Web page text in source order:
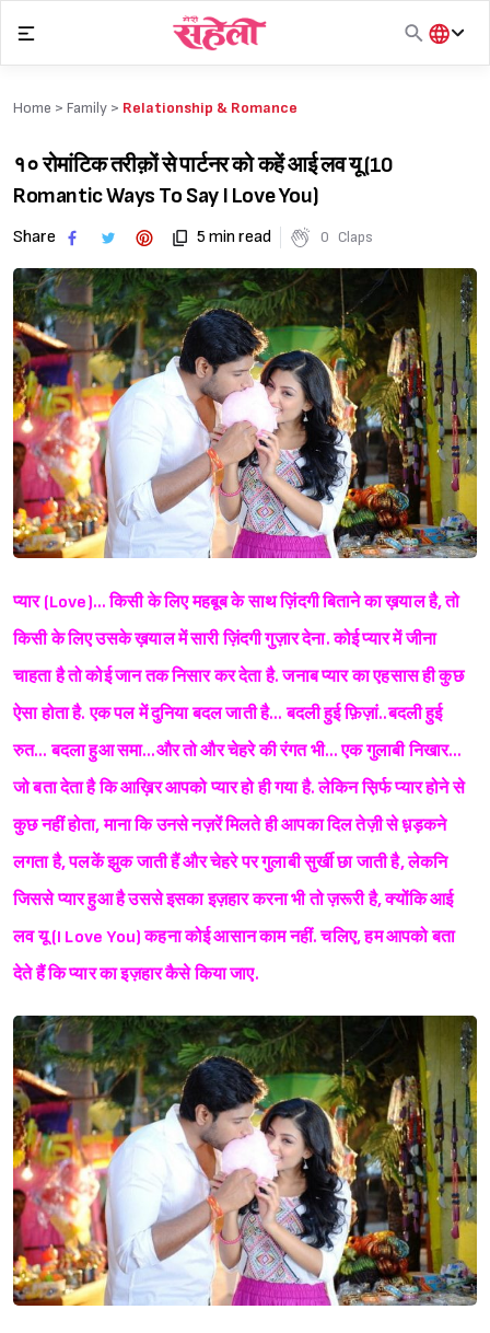
content
हिंदी
Home > Family > Relationship & Romance
१० रोमांटिक तरीक़ों से पार्टनर को कहें आई लव यू (10
Romantic Ways To Say I Love You)
Share 5 min read 0 Claps
प्यार (Love)… किसी के लिए महबूब के साथ ज़िंदगी बिताने का ख़याल है, तो
किसी के लिए उसके ख़याल में सारी ज़िंदगी गुज़ार देना. कोई प्यार में जीना
चाहता है तो कोई जान तक निसार कर देता है. जनाब प्यार का एहसास ही कुछ
ऐसा होता है. एक पल में दुनिया बदल जाती है… बदली हुई फ़िज़ां..बदली हुई
रुत… बदला हुआ समा…और तो और चेहरे की रंगत भी… एक गुलाबी निखार…
जो बता देता है कि आख़िर आपको प्यार हो ही गया है. लेकिन स़िर्फ प्यार होने से
कुछ नहीं होता, माना कि उनसे नज़रें मिलते ही आपका दिल तेज़ी से ध़़ड़कने
लगता है, पलकें झुक जाती हैं और चेहरे पर गुलाबी सुर्खी छा जाती है, लेकनि
जिससे प्यार हुआ है उससे इसका इज़हार करना भी तो ज़रूरी है, क्योंकि आई
लव यू (I Love You) कहना कोई आसान काम नहीं. चलिए, हम आपको बता
देते हैं कि प्यार का इज़हार कैसे किया जाए.